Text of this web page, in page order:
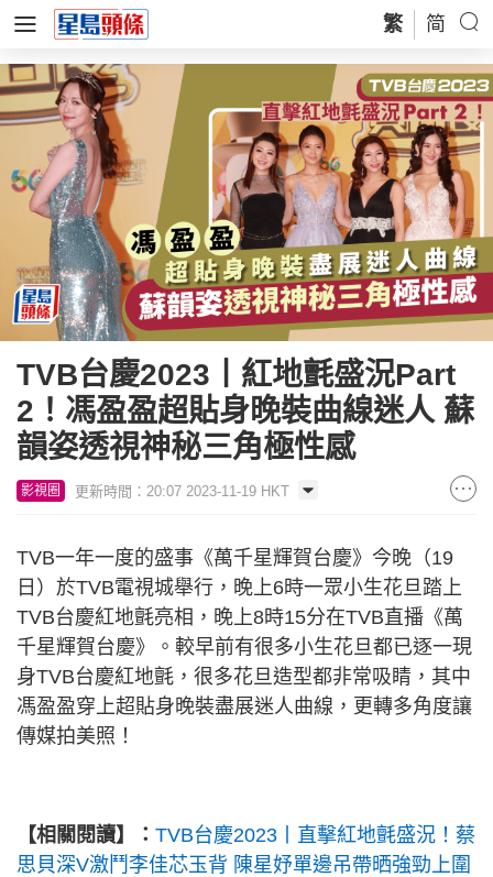
繁 简
TVB台慶2023丨紅地氈盛況Part
2！馮盈盈超貼身晚裝曲線迷人 蘇
韻姿透視神秘三角極性感
影視圈 更新時間：20:07 2023-11-19 HKT
TVB一年一度的盛事《萬千星輝賀台慶》今晚（19
日）於TVB電視城舉行，晚上6時一眾小生花旦踏上
TVB台慶紅地氈亮相，晚上8時15分在TVB直播《萬
千星輝賀台慶》。較早前有很多小生花旦都已逐一現
身TVB台慶紅地氈，很多花旦造型都非常吸睛，其中
馮盈盈穿上超貼身晚裝盡展迷人曲線，更轉多角度讓
傳媒拍美照！
【相關閱讀】： TVB台慶2023丨直擊紅地氈盛況！蔡
思貝深V激鬥李佳芯玉背 陳星妤單邊吊帶晒強勁上圍